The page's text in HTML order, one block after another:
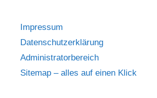
Impressum
Datenschutzerklärung
Administratorbereich
Sitemap – alles auf einen Klick